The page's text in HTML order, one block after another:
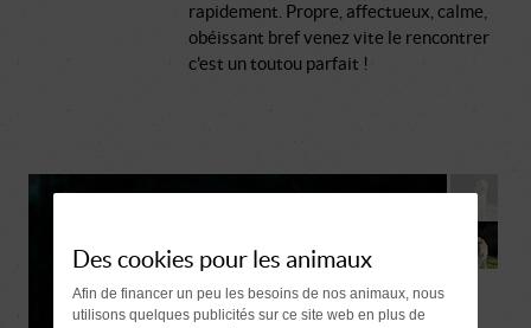
rapidement. Propre, affectueux, calme,
obéissant bref venez vite le rencontrer
c'est un toutou parfait !
Des cookies pour les animaux
Afin de financer un peu les besoins de nos animaux, nous
utilisons quelques publicités sur ce site web en plus de